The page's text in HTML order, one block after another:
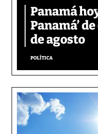
Panamá
Panamá’
de agosto
POLÍTICA